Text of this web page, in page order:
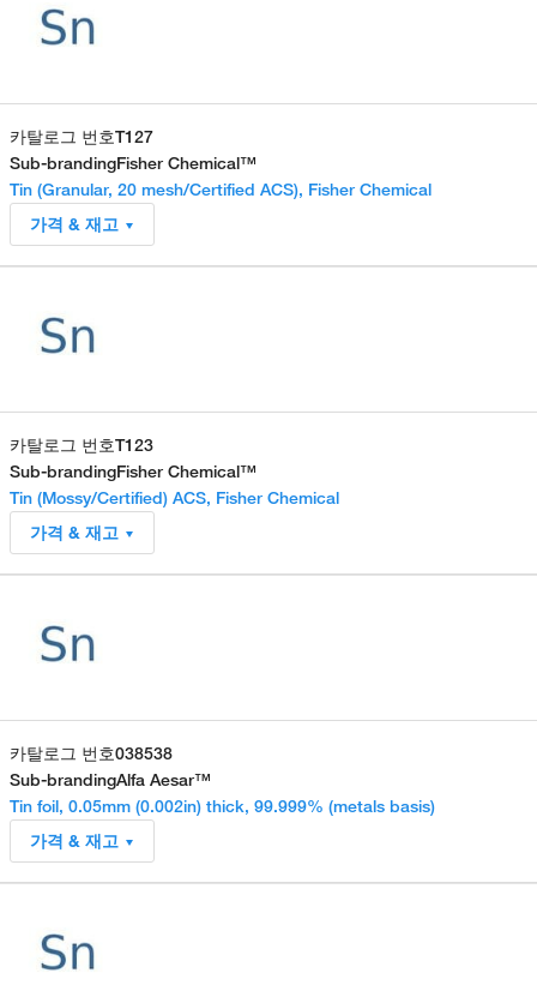
카탈로그 번호T127
Sub-brandingFisher Chemical™
Tin (Granular, 20 mesh/Certified ACS), Fisher Chemical
가격 & 재고
카탈로그 번호T123
Sub-brandingFisher Chemical™
Tin (Mossy/Certified) ACS, Fisher Chemical
가격 & 재고
카탈로그 번호038538
Sub-brandingAlfa Aesar™
Tin foil, 0.05mm (0.002in) thick, 99.999% (metals basis)
가격 & 재고